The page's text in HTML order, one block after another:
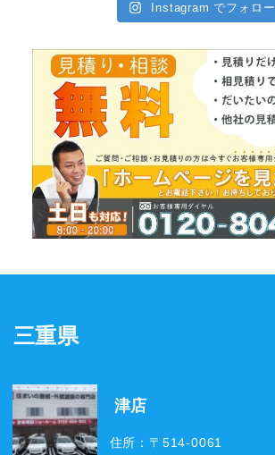
Instagram でフォロー
三重県
津店
住所：〒514-0061